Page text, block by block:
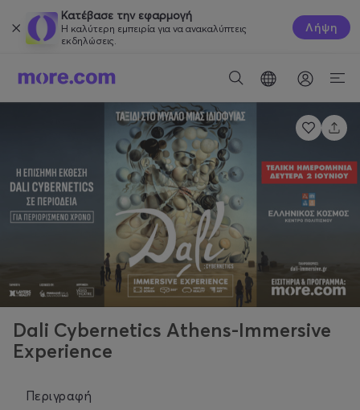
Κατέβασε την εφαρμογή
Η καλύτερη εμπειρία για να ανακαλύπτεις
εκδηλώσεις.
Λήψη
Dali Cybernetics Athens-Immersive
Experience
Περιγραφή